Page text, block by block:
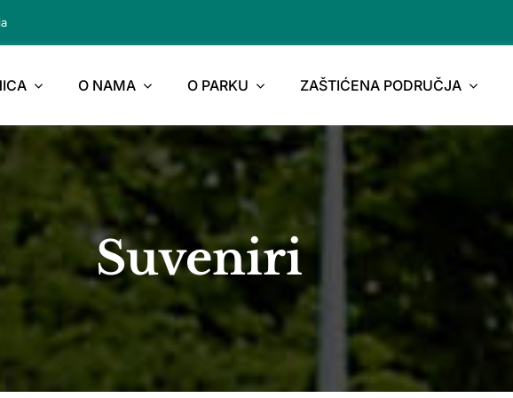
O NAMA O PARKU ZAŠTIĆENA PODRUČJA
Suveniri